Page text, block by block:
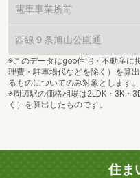
電車事業所前
西線９条旭山公園通
※このデータはgoo住宅・不動産に
理費・駐車場代などを除く）を算
るものについてのみ対象とします。
※周辺駅の価格相場は2LDK・3K・
く）を算出したものです。
住ま